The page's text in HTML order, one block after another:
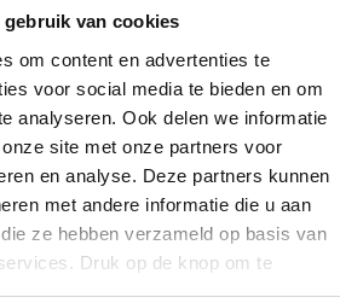
gebruik van cookies
om content en advertenties te
voor social media te bieden en om
analyseren. Ook delen we informatie
site met onze partners voor
en analyse. Deze partners kunnen
met andere informatie die u aan
ze hebben verzameld op basis van
Druk op de knop om te